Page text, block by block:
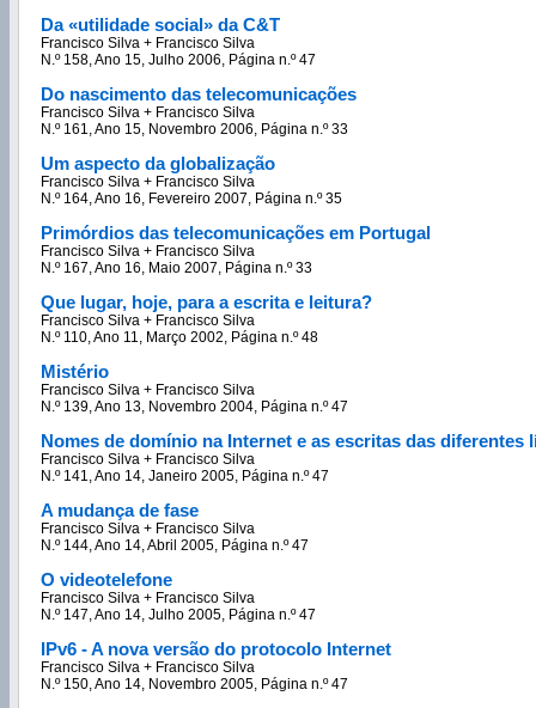
Da «utilidade social» da C&T
Francisco Silva + Francisco Silva
N.º 158, Ano 15, Julho 2006, Página n.º 47
Do nascimento das telecomunicações
Francisco Silva + Francisco Silva
N.º 161, Ano 15, Novembro 2006, Página n.º 33
Um aspecto da globalização
Francisco Silva + Francisco Silva
N.º 164, Ano 16, Fevereiro 2007, Página n.º 35
Primórdios das telecomunicações em Portugal
Francisco Silva + Francisco Silva
N.º 167, Ano 16, Maio 2007, Página n.º 33
Que lugar, hoje, para a escrita e leitura?
Francisco Silva + Francisco Silva
N.º 110, Ano 11, Março 2002, Página n.º 48
Mistério
Francisco Silva + Francisco Silva
N.º 139, Ano 13, Novembro 2004, Página n.º 47
Nomes de domínio na Internet e as escritas das diferentes
Francisco Silva + Francisco Silva
N.º 141, Ano 14, Janeiro 2005, Página n.º 47
A mudança de fase
Francisco Silva + Francisco Silva
N.º 144, Ano 14, Abril 2005, Página n.º 47
O videotelefone
Francisco Silva + Francisco Silva
N.º 147, Ano 14, Julho 2005, Página n.º 47
IPv6 - A nova versão do protocolo Internet
Francisco Silva + Francisco Silva
N.º 150, Ano 14, Novembro 2005, Página n.º 47